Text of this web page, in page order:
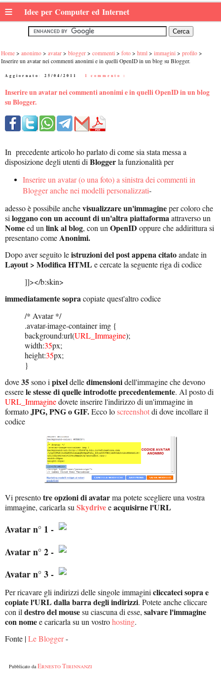
≡ Idee per Computer ed Internet
Home anonimo avatar blogger commenti foto html immagini
profilo
Inserire un avatar nei commenti anonimi e in quelli OpenID in un blog su Blogger.
Aggiornato: 25/04/2011 1 commento :
Inserire un avatar nei commenti anonimi e in quelli OpenID in un blog
su Blogger.
In precedente articolo ho parlato di come sia stata messa a
disposizione degli utenti diBloggerla funzionalità per
Inserire un avatar (o una foto) a sinistra dei commenti in
Blogger anche nei modelli personalizzati-
adesso è possibile anchevisualizzare un'immagineper coloro che
si loggano con un account di un'altra piattaforma attraverso un
Nomeed un link al blog, con un OpenID oppure che addirittura si
presentano come Anonimi.
Dopo aver seguito leistruzioni del post appena citatoandate in
Layout > Modifica HTML e cercate la seguente riga di codice
]]></b:skin>
immediatamente sopracopiate quest'altro codice
/* Avatar */
.avatar-image-container img {
background:url(URL_Immagine);
width:35px;
height:35px;
}
dove35sono ipixeldelledimensionidell'immagine che devono
esserele stesse di quelle introdotte precedentemente. Al posto di
URL_Immaginedovete inserire l'indirizzo di un'immagine in
formatoJPG, PNG o GIF.Ecco loscreenshotdi dove incollare il
codice
Vi presentotre opzioni di avatarma potete scegliere una vostra
immagine, caricarla suSkydriveeacquisirne l'URL
Avatar n° 1 -
Avatar n° 2 -
Avatar n° 3 -
Per ricavare gli indirizzi delle singole immagini cliccateci sopra e
copiate l'URL dalla barra degli indirizzi. Potete anche cliccare
con il destro del mousesu ciascuna di esse, salvare l'immagine
con nomee caricarla su un vostrohosting.
Fonte |Le Blogger-
Pubblicato daErnesto Tirinnanzi